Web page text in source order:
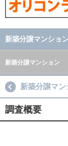
新築分譲マンショ
新築分譲マンション
新築分譲マ
調査概要